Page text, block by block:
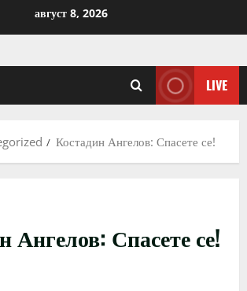
август 8, 2026
LIVE
Костадин Ангелов: Спасете се!
Ангелов: Спасете се!